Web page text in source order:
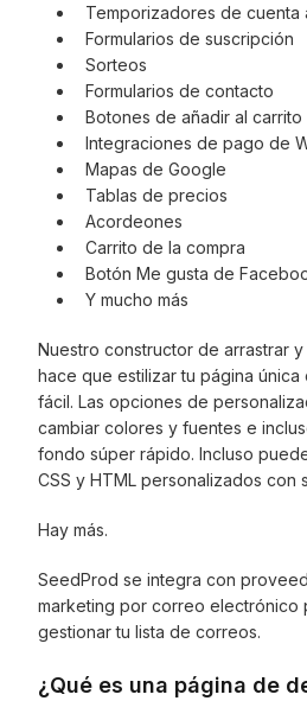
Temporizadores de cuenta
Formularios de suscripción
Sorteos
Formularios de contacto
Botones de añadir al carrito
Integraciones de pago de
Mapas de Google
Tablas de precios
Acordeones
Carrito de la compra
Botón Me gusta de
Y mucho más
Nuestro constructor de arrastrar
hace que estilizar tu página
fácil. Las opciones de
cambiar colores y fuentes e
fondo súper rápido. Incluso
CSS y HTML personalizados con
Hay más.
SeedProd se integra con
marketing por correo electrónico
gestionar tu lista de correos.
¿Qué es una página de